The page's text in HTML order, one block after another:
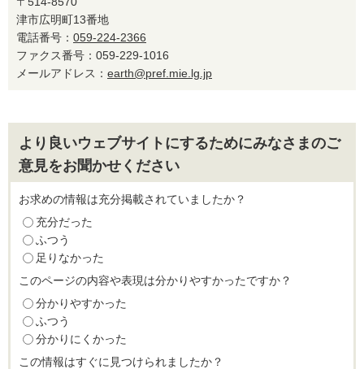
津市広明町13番地
電話番号： 059-224-2366
ファクス番号：059-229-1016
メールアドレス： earth@pref.mie.lg.jp
より良いウェブサイトにするためにみなさまのご
意見をお聞かせください
お求めの情報は充分掲載されていましたか？
充分だった
ふつう
足りなかった
このページの内容や表現は分かりやすかったですか？
分かりやすかった
ふつう
分かりにくかった
この情報はすぐに見つけられましたか？